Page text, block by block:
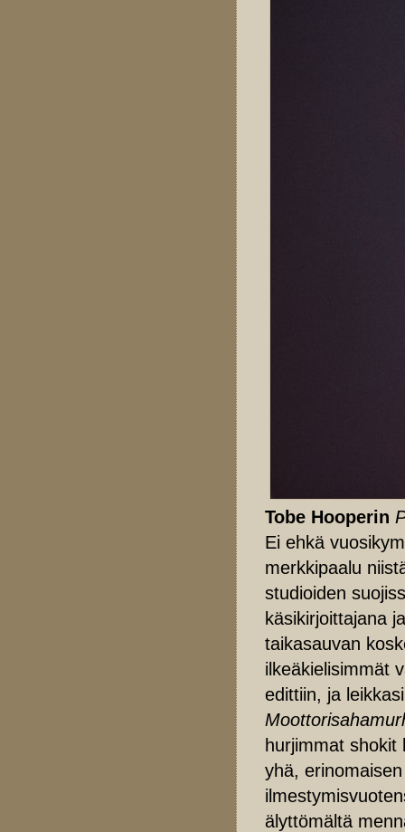
Tobe Hooperin
Ei ehkä
merkkipaalu
studioiden
käsikirjoittajana
taikasauvan
ilkeäkielisimmät
edittiin, ja
hurjimmat
yhä,
älyttömältä